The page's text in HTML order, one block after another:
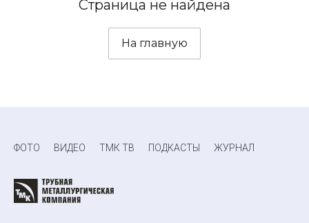
Страница не найдена
На главную
ФОТО ВИДЕО ТМК ТВ ПОДКАСТЫ ЖУРНАЛ